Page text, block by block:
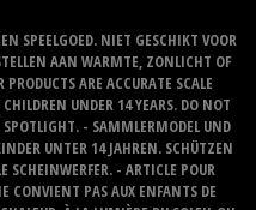
SPEELGOED. NIET GESCHIKT VOOR
AAN WARMTE, ZONLICHT OF
ARE ACCURATE SCALE
UNDER 14 YEARS. DO NOT
- SAMMLERMODEL UND
UNTER 14 JAHREN. SCHÜTZEN
SCHEINWERFER. - ARTICLE POUR
CONVIENT PAS AUX ENFANTS DE